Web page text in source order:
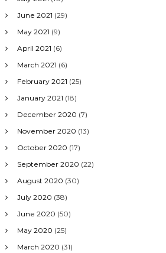
June 2021 (29)
May 2021 (9)
April 2021 (6)
March 2021 (6)
February 2021 (25)
January 2021 (18)
December 2020 (7)
November 2020 (13)
October 2020 (17)
September 2020 (22)
August 2020 (30)
July 2020 (38)
June 2020 (50)
May 2020 (25)
March 2020 (31)